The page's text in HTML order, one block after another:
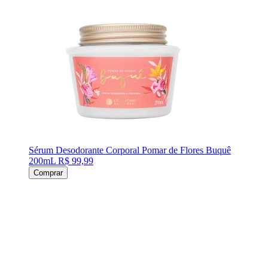
Sérum Desodorante Corporal Pomar de Flores Buquê
200mL R$ 99,99
Comprar